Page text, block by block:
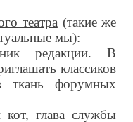
театра(такие же
мы):
редакции. В
классиков
форумных
глава службы